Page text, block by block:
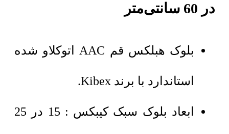
در 60 سانتی‌متر
بلوک هبلکس قم AAC اتوکلاو شده
استاندارد با برند Kibex.
ابعاد بلوک سبک کیبکس : 15 در 25